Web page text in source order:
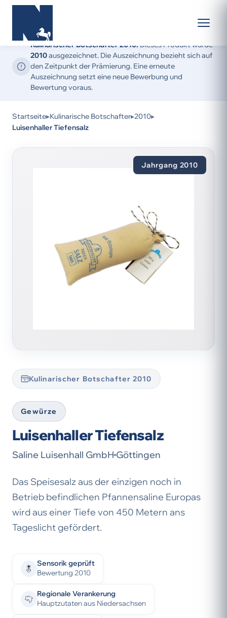
Kulinarischer Botschafter 2010:Dieses Produkt wurde
2010ausgezeichnet. Die Auszeichnung bezieht sich auf
den Zeitpunkt der Prämierung. Eine erneute
Auszeichnung setzt eine neue Bewerbung und
Bewertung voraus.
Startseite▸Kulinarische Botschafter▸2010▸
Luisenhaller Tiefensalz
Jahrgang 2010
Kulinarischer Botschafter 2010
Gewürze
Luisenhaller Tiefensalz
Saline Luisenhall GmbH Göttingen
Das Speisesalz aus der einzigen noch in
Betrieb befindlichen Pfannensaline Europas
wird aus einer Tiefe von 450 Metern ans
Tageslicht gefördert.
Sensorik geprüft
Bewertung 2010
Regionale Verankerung
Hauptzutaten aus Niedersachsen